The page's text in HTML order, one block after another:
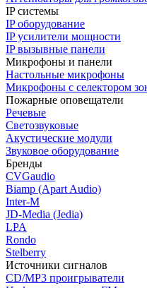
IP системы
IP оборудование
IP усилители мощности
IP вызывные панели
Микрофоны и панели
Настольные микрофоны
Микрофоны с селектором
Пожарные оповещатели
Речевые
Светозвуковые
Акустические модули
Звуковое оборудование
Бренды
CVGaudio
Biamp (Apart Audio)
Inter-M
JD-Media (Jedia)
LPA
Rondo
Stelberry
Источники сигналов
CD/MP3 проигрыватели